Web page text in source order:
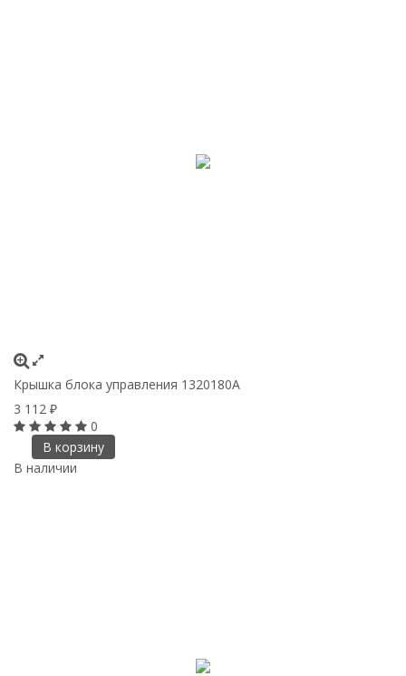
Крышка блока управления 1320180A
3 112 ₽
0
В корзину
В наличии